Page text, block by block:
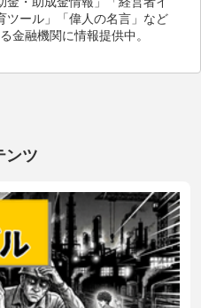
ツール」「偉人の名言」など
金融機関に情報提供中。
ンツ